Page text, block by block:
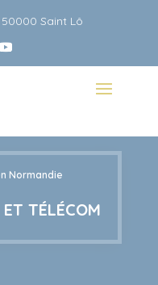
50000 Saint Lô
Normandie
TÉLÉCOM